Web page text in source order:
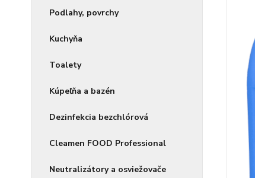
Podlahy, povrchy
Kuchyňa
Toalety
Kúpeľňa a bazén
Dezinfekcia bezchlórová
Cleamen FOOD Professional
Neutralizátory a osviežovače